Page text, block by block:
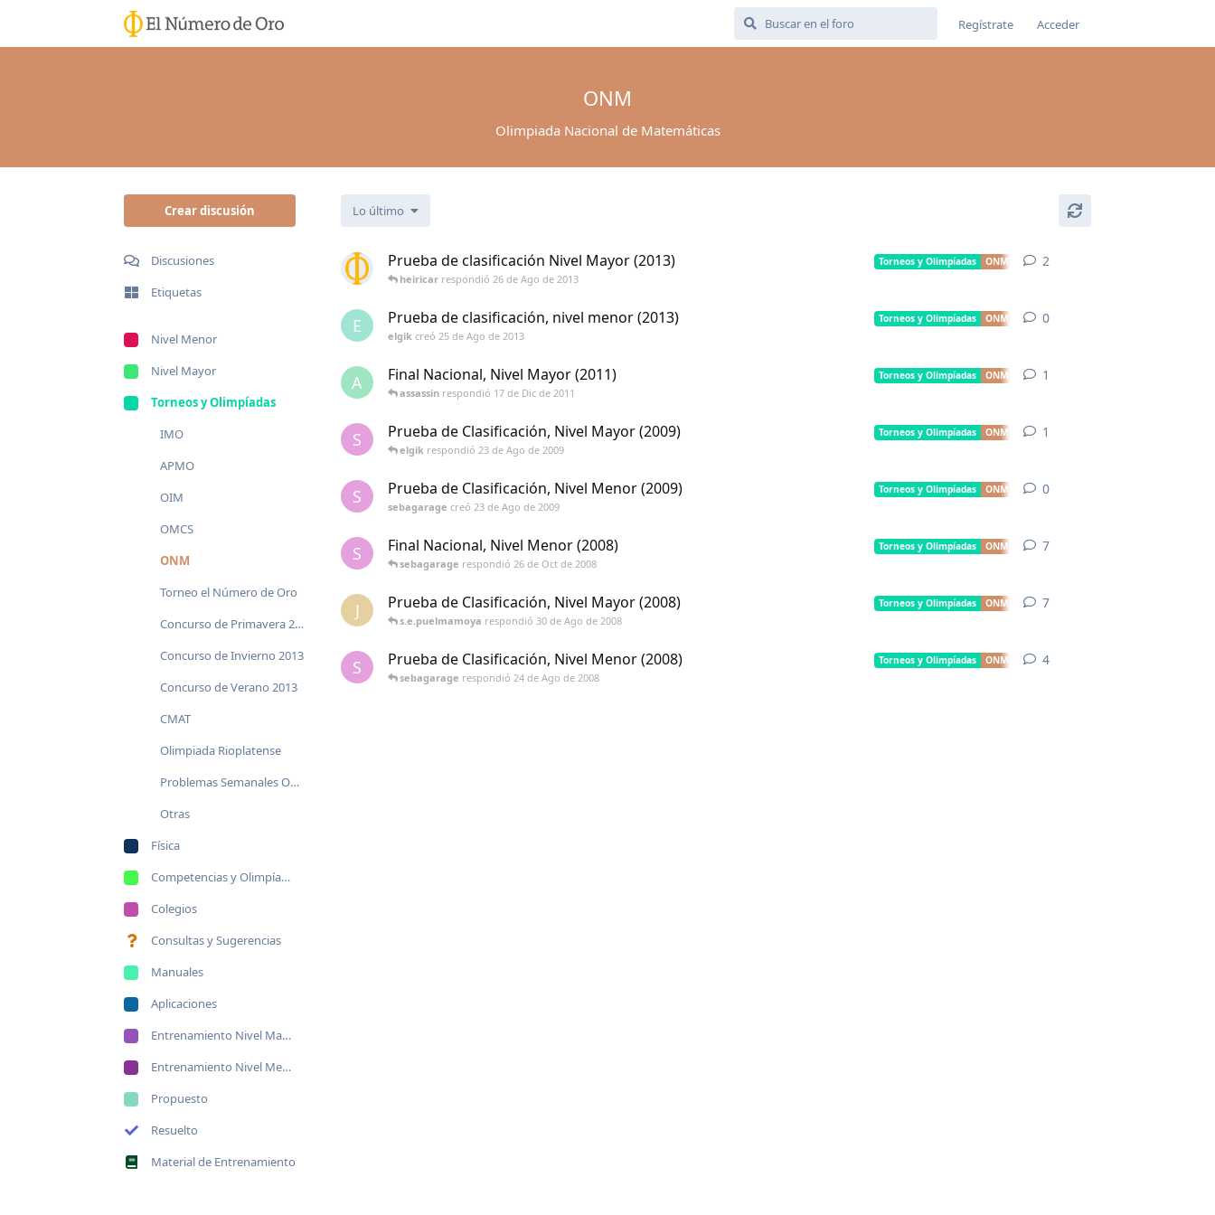
Regístrate Acceder
ONM
Olimpiada Nacional de Matemáticas
Crear discusión
Discusiones
Etiquetas
Nivel Menor
Nivel Mayor
Torneos y Olimpíadas
IMO
APMO
OIM
OMCS
ONM
Torneo el Número de Oro
Concurso de Primavera 2014
Concurso de Invierno 2013
Concurso de Verano 2013
CMAT
Olimpiada Rioplatense
Problemas Semanales OMA
Otras
Física
Competencias y Olimpíadas de Física
Colegios
Consultas y Sugerencias
Manuales
Aplicaciones
Entrenamiento Nivel Mayor
Entrenamiento Nivel Menor
Propuesto
Resuelto
Material de Entrenamiento
Lo último
Prueba de clasificación Nivel Mayor (2013) Torneos y Olimpíadas ONM
heiricar respondió 26 de Ago de 2013
2
E Prueba de clasificación, nivel menor (2013) Torneos y Olimpíadas ONM
elgik creó 25 de Ago de 2013
0
A Final Nacional, Nivel Mayor (2011) Torneos y Olimpíadas ONM
assassin respondió 17 de Dic de 2011
1
S Prueba de Clasificación, Nivel Mayor (2009) Torneos y Olimpíadas ONM
elgik respondió 23 de Ago de 2009
1
S Prueba de Clasificación, Nivel Menor (2009) Torneos y Olimpíadas ONM
sebagarage creó 23 de Ago de 2009
0
S Final Nacional, Nivel Menor (2008) Torneos y Olimpíadas ONM
sebagarage respondió 26 de Oct de 2008
7
J Prueba de Clasificación, Nivel Mayor (2008) Torneos y Olimpíadas ONM
s.e.puelmamoya respondió 30 de Ago de 2008
7
S Prueba de Clasificación, Nivel Menor (2008) Torneos y Olimpíadas ONM
sebagarage respondió 24 de Ago de 2008
4